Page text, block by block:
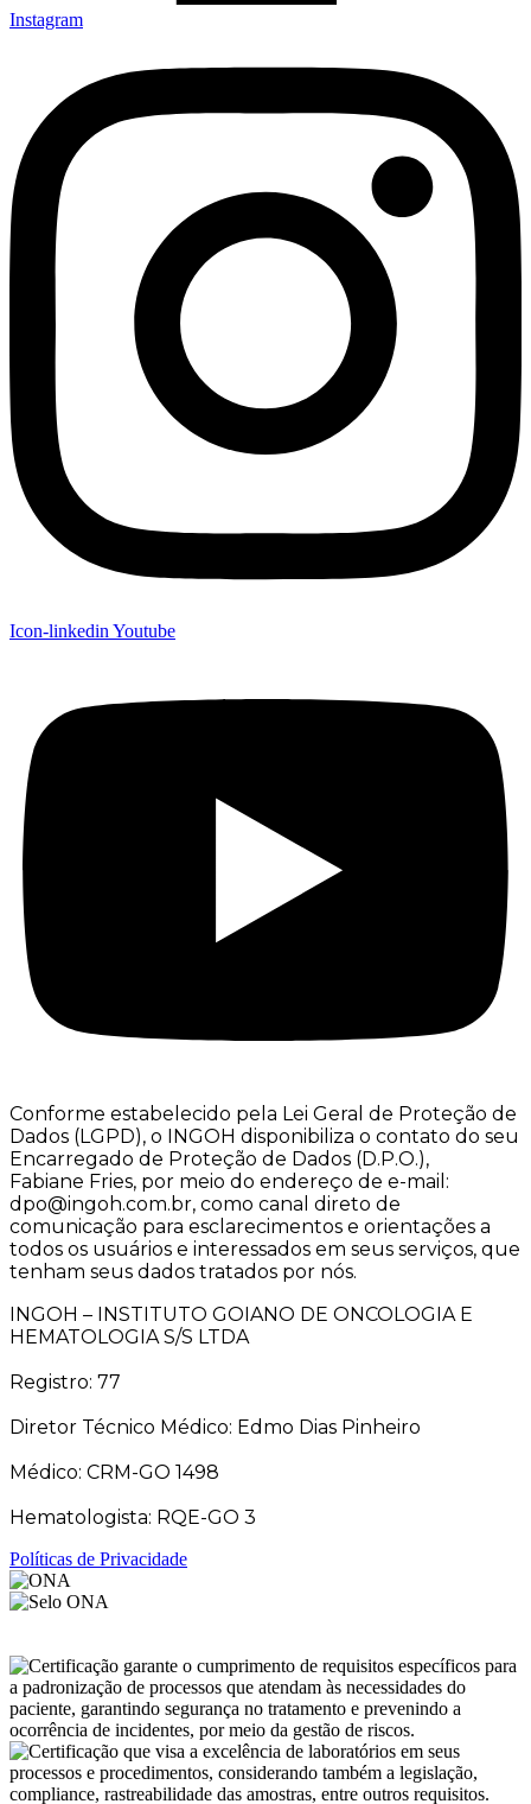
Instagram
Icon-linkedin Youtube
Conforme estabelecido pela Lei Geral de Proteção de
Dados (LGPD), o INGOH disponibiliza o contato do seu
Encarregado de Proteção de Dados (D.P.O.),
Fabiane Fries, por meio do endereço de e-mail:
dpo@ingoh.com.br, como canal direto de
comunicação para esclarecimentos e orientações a
todos os usuários e interessados em seus serviços, que
tenham seus dados tratados por nós.
INGOH – INSTITUTO GOIANO DE ONCOLOGIA E
HEMATOLOGIA S/S LTDA
Registro: 77
Diretor Técnico Médico: Edmo Dias Pinheiro
Médico: CRM-GO 1498
Hematologista: RQE-GO 3
Políticas de Privacidade